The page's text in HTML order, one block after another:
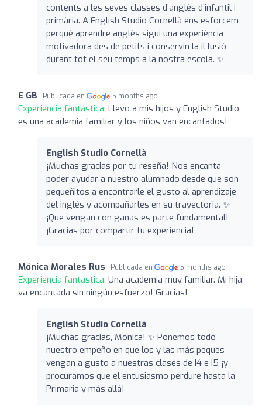
contents a les seves classes d’anglès d’infantil i
primària. A English Studio Cornellà ens esforcem
perquè aprendre anglès sigui una experiència
motivadora des de petits i conservin la il·lusió
durant tot el seu temps a la nostra escola. ✨
E GB Publicada en 5 months ago
Experiencia fantástica: Llevo a mis hijos y English Studio
es una academia familiar y los niños van encantados!
English Studio Cornellà
¡Muchas gracias por tu reseña! Nos encanta
poder ayudar a nuestro alumnado desde que son
pequeñitos a encontrarle el gusto al aprendizaje
del inglés y acompañarles en su trayectoria. ✨
¡Que vengan con ganas es parte fundamental!
¡Gracias por compartir tu experiencia!
Mónica Morales Rus Publicada en 5 months ago
Experiencia fantástica: Una academia muy familiar. Mi hija
va encantada sin ningún esfuerzo! Gracias!
English Studio Cornellà
¡Muchas gracias, Mónica! ✨ Ponemos todo
nuestro empeño en que los y las más peques
vengan a gusto a nuestras clases de I4 e I5 ¡y
procuramos que el entusiasmo perdure hasta la
Primaria y más allá!